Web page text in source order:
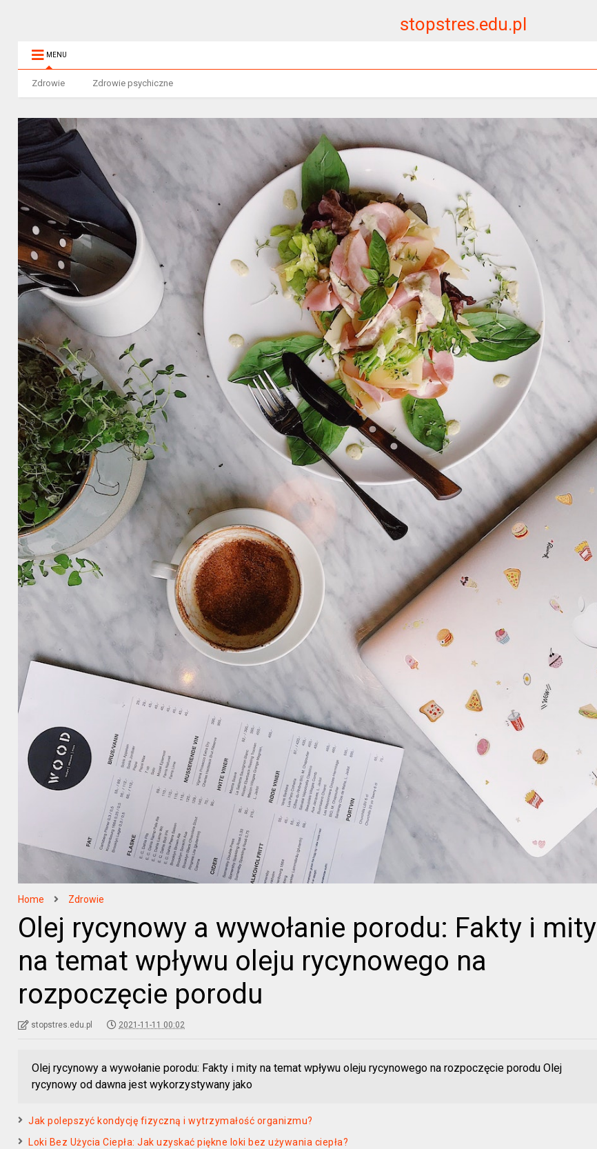
stopstres.edu.pl
MENU
Zdrowie Zdrowie psychiczne
Home Zdrowie
Olej rycynowy a wywołanie porodu: Fakty i mity
na temat wpływu oleju rycynowego na
rozpoczęcie porodu
stopstres.edu.pl 2021-11-11 00:02
Olej rycynowy a wywołanie porodu: Fakty i mity na temat wpływu oleju rycynowego na rozpoczęcie porodu Olej
rycynowy od dawna jest wykorzystywany jako
Jak polepszyć kondycję fizyczną i wytrzymałość organizmu?
Loki Bez Użycia Ciepła: Jak uzyskać piękne loki bez używania ciepła?